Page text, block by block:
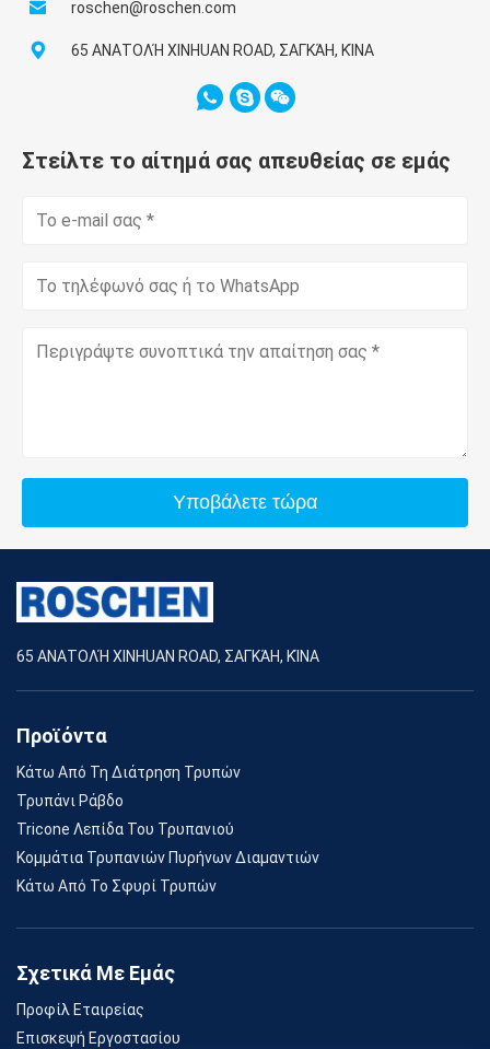
roschen@roschen.com
65 ΑΝΑΤΟΛΉ XINHUAN ROAD, ΣΑΓΚΆΗ, ΚΊΝΑ
Στείλτε το αίτημά σας απευθείας σε εμάς
Υποβάλετε τώρα
65 ΑΝΑΤΟΛΉ XINHUAN ROAD, ΣΑΓΚΆΗ, ΚΊΝΑ
Προϊόντα
Κάτω Από Τη Διάτρηση Τρυπών
Τρυπάνι Ράβδο
Tricone Λεπίδα Του Τρυπανιού
Κομμάτια Τρυπανιών Πυρήνων Διαμαντιών
Κάτω Από Το Σφυρί Τρυπών
Σχετικά Με Εμάς
Προφίλ Εταιρείας
Επισκεψή Εργοστασίου